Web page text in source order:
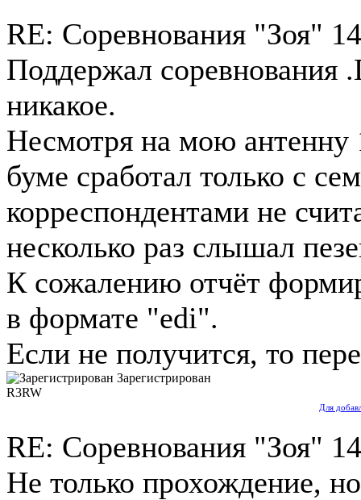
RE: Соревнования "Зоя"
Поддержал соревнования
никакое.
Несмотря на мою антенну
буме сработал только с
корреспондентами не
несколько раз слышал
К сожалению отчёт
в формате "edi".
Если не получится, то
Зарегистрирован
R3RW
Для
RE: Соревнования "Зоя"
Не только прохождение,